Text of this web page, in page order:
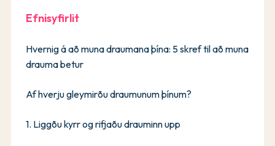
Efnisyfirlit
Hvernig á að muna draumana þína: 5 skref til að muna
drauma betur
Af hverju gleymirðu draumunum þínum?
1. Liggðu kyrr og rifjaðu drauminn upp